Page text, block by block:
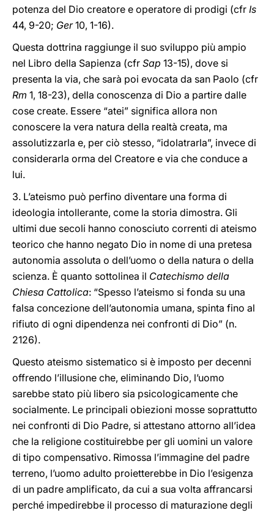
potenza del Dio creatore e operatore di prodigi (cfr Is
44, 9-20; Ger10, 1-16).
Questa dottrina raggiunge il suo sviluppo più ampio
nel Libro della Sapienza (cfr Sap 13-15), dove si
presenta la via, che sarà poi evocata da san Paolo (cfr
Rm 1, 18-23), della conoscenza di Dio a partire dalle
cose create. Essere “atei” significa allora non
conoscere la vera natura della realtà creata, ma
assolutizzarla e, per ciò stesso, “idolatrarla”, invece di
considerarla orma del Creatore e via che conduce a
lui.
3. L’ateismo può perfino diventare una forma di
ideologia intollerante, come la storia dimostra. Gli
ultimi due secoli hanno conosciuto correnti di ateismo
teorico che hanno negato Dio in nome di una pretesa
autonomia assoluta o dell’uomo o della natura o della
scienza. È quanto sottolinea il Catechismo della
Chiesa Cattolica: “Spesso l’ateismo si fonda su una
falsa concezione dell’autonomia umana, spinta fino al
rifiuto di ogni dipendenza nei confronti di Dio” (n.
2126).
Questo ateismo sistematico si è imposto per decenni
offrendo l’illusione che, eliminando Dio, l’uomo
sarebbe stato più libero sia psicologicamente che
socialmente. Le principali obiezioni mosse soprattutto
nei confronti di Dio Padre, si attestano attorno all’idea
che la religione costituirebbe per gli uomini un valore
di tipo compensativo. Rimossa l’immagine del padre
terreno, l’uomo adulto proietterebbe in Dio l’esigenza
di un padre amplificato, da cui a sua volta affrancarsi
perché impedirebbe il processo di maturazione degli